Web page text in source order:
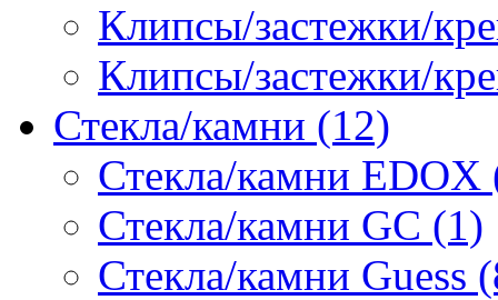
Клипсы/застежки/
Клипсы/застежки/
Стекла/камни (12)
Стекла/камни EDOX
Стекла/камни GC (1)
Стекла/камни Guess